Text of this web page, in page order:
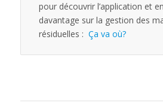
pour découvrir l’application et
davantage sur la gestion des
résiduelles : Ça va où?